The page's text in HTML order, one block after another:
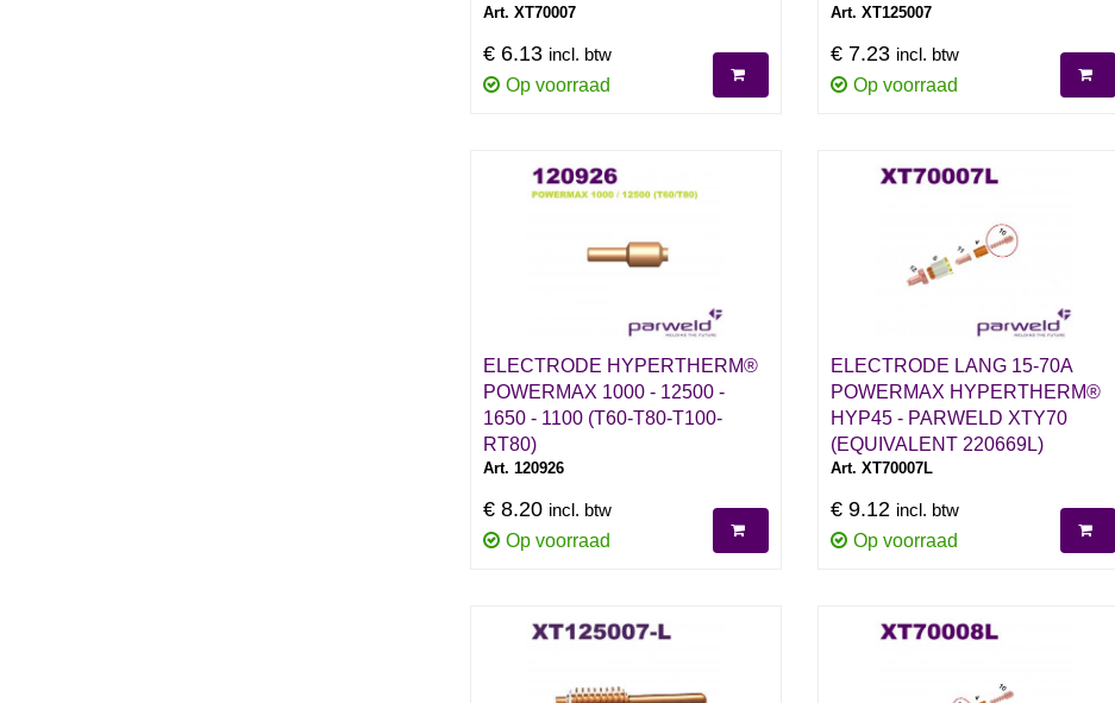
Art. XT70007
€ 6.13 incl. btw
Op voorraad
Art. XT125007
€ 7.23 incl. btw
Op voorraad
ELECTRODE HYPERTHERM®
POWERMAX 1000 - 12500 -
1650 - 1100 (T60-T80-T100-
RT80)
Art. 120926
€ 8.20 incl. btw
Op voorraad
ELECTRODE LANG 15-70A
POWERMAX HYPERTHERM®
HYP45 - PARWELD XTY70
(EQUIVALENT 220669L)
Art. XT70007L
€ 9.12 incl. btw
Op voorraad